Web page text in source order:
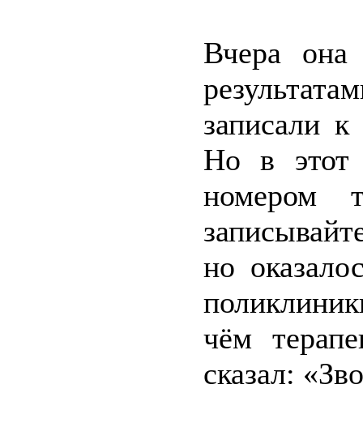
Вчера
записали к
Но в этот
номером
но
чём
сказал: